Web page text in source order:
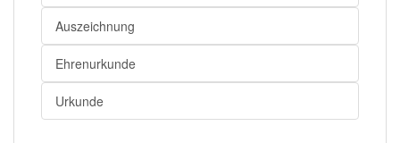
Auszeichnung
Ehrenurkunde
Urkunde